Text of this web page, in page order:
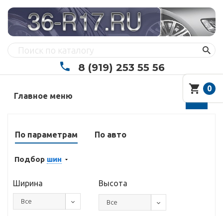
8 (919) 253 55 56
Главное меню
По параметрам По авто
Подбор шин
Ширина
Все
Высота
Все
0